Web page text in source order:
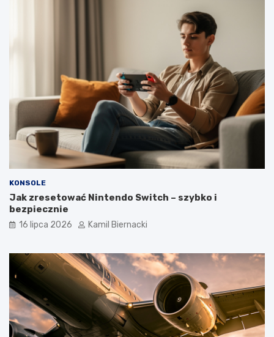
KONSOLE
Jak zresetować Nintendo Switch – szybko i
bezpiecznie
16 lipca 2026 Kamil Biernacki